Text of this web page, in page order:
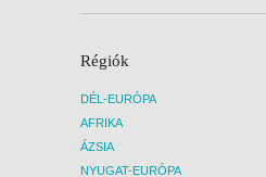
Régiók
DÉL-EURÓPA
AFRIKA
ÁZSIA
NYUGAT-EURÓPA